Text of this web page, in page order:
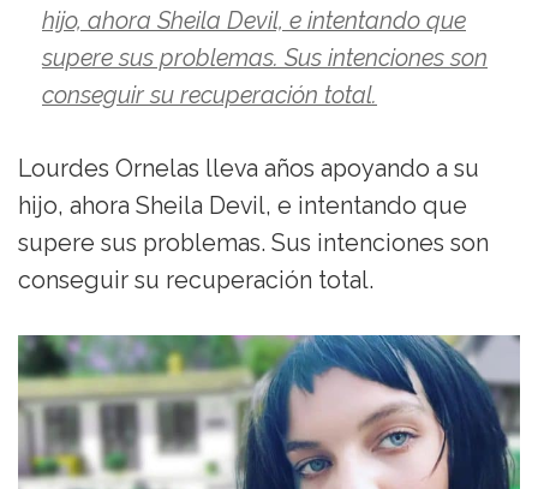
hijo, ahora Sheila Devil, e intentando que
supere sus problemas. Sus intenciones son
conseguir su recuperación total.
Lourdes Ornelas lleva años apoyando a su
hijo, ahora Sheila Devil, e intentando que
supere sus problemas. Sus intenciones son
conseguir su recuperación total.